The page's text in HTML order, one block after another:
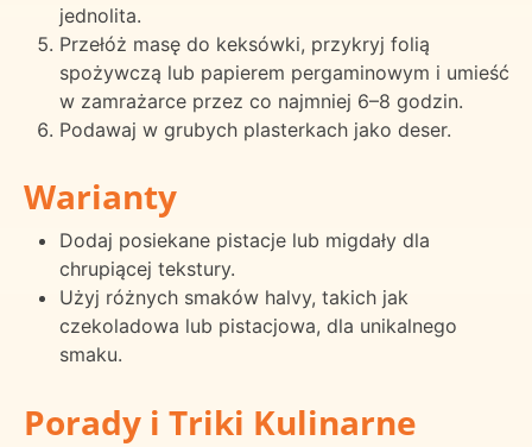
jednolita.
Przełóż masę do keksówki, przykryj folią
spożywczą lub papierem pergaminowym i umieść
w zamrażarce przez co najmniej 6–8 godzin.
Podawaj w grubych plasterkach jako deser.
Warianty
Dodaj posiekane pistacje lub migdały dla
chrupiącej tekstury.
Użyj różnych smaków halvy, takich jak
czekoladowa lub pistacjowa, dla unikalnego
smaku.
Porady i Triki Kulinarne